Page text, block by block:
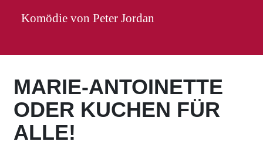
Komödie von Peter Jordan
MARIE-ANTOINETTE
ODER KUCHEN FÜR
ALLE!